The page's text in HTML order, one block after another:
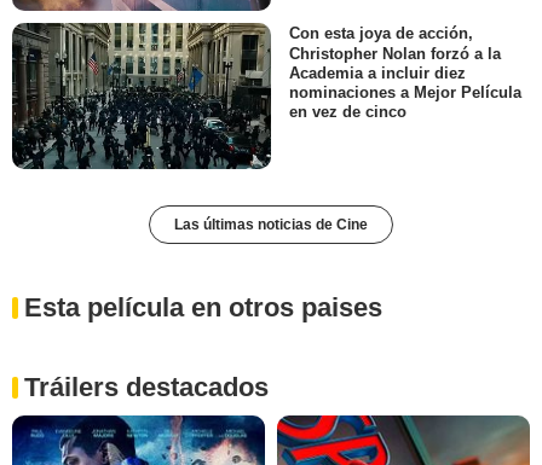
Con esta joya de acción,
Christopher Nolan forzó a la
Academia a incluir diez
nominaciones a Mejor Película
en vez de cinco
Las últimas noticias de Cine
Esta película en otros paises
Tráilers destacados